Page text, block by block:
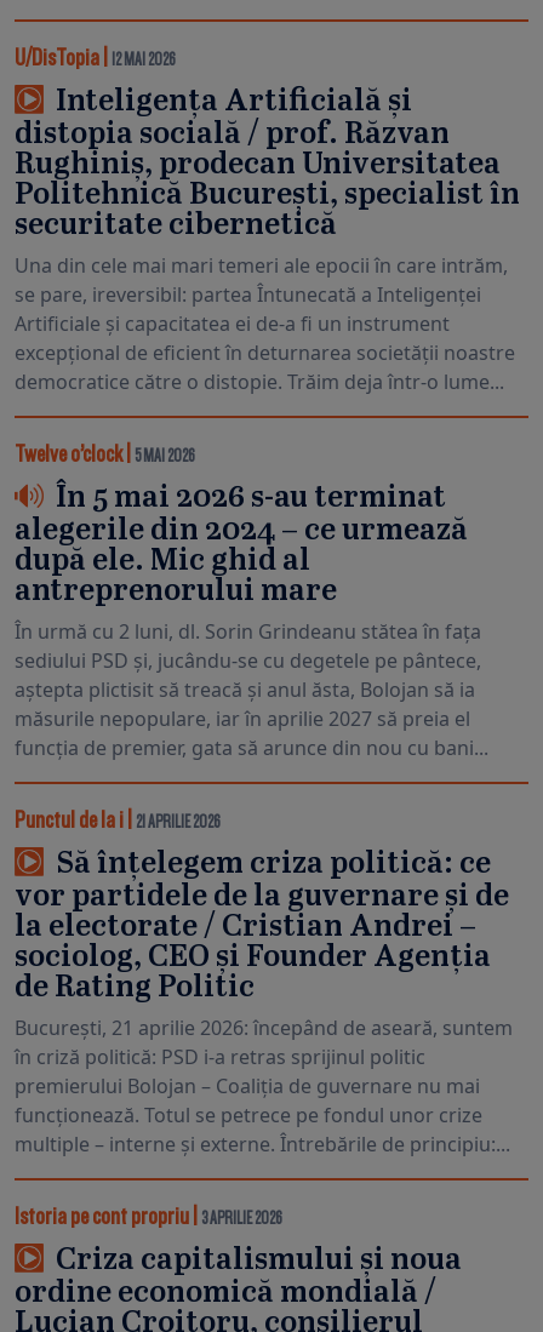
U/DisTopia 12 MAI 2026
Inteligența Artificială și
distopia socială / prof. Răzvan
Rughiniș, prodecan Universitatea
Politehnică București, specialist în
securitate cibernetică
Una din cele mai mari temeri ale epocii în care intrăm,
se pare, ireversibil: partea Întunecată a Inteligenței
Artificiale și capacitatea ei de-a fi un instrument
excepțional de eficient în deturnarea societății noastre
democratice către o distopie. Trăim deja într-o lume...
Twelve o’clock| 5 MAI 2026
În 5 mai 2026 s-au terminat
alegerile din 2024 – ce urmează
după ele. Mic ghid al
antreprenorului mare
În urmă cu 2 luni, dl. Sorin Grindeanu stătea în fața
sediului PSD și, jucându-se cu degetele pe pântece,
aștepta plictisit să treacă și anul ăsta, Bolojan să ia
măsurile nepopulare, iar în aprilie 2027 să preia el
funcția de premier, gata să arunce din nou cu bani...
Punctul de la i 21 APRILIE 2026
Să înțelegem criza politică: ce
vor partidele de la guvernare și de
la electorate / Cristian Andrei –
sociolog, CEO și Founder Agenția
de Rating Politic
București, 21 aprilie 2026: începând de aseară, suntem
în criză politică: PSD i-a retras sprijinul politic
premierului Bolojan – Coaliția de guvernare nu mai
funcționează. Totul se petrece pe fondul unor crize
multiple – interne și externe. Întrebările de principiu:...
Istoria pe cont propriu 3 APRILIE 2026
Criza capitalismului și noua
ordine economică mondială /
Lucian Croitoru, consilierul